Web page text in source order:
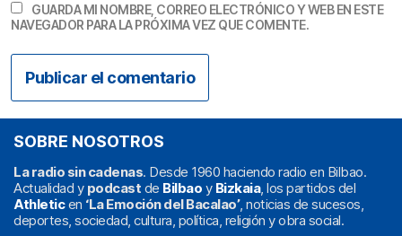
GUARDA MI NOMBRE, CORREO ELECTRÓNICO Y WEB EN ESTE
NAVEGADOR PARA LA PRÓXIMA VEZ QUE COMENTE.
SOBRE NOSOTROS
La radio sin cadenas. Desde 1960 haciendo radio en Bilbao.
Actualidad y podcast de Bilbao y Bizkaia, los partidos del
Athleticen ‘La Emoción del Bacalao’, noticias de sucesos,
deportes, sociedad, cultura, política, religión y obra social.